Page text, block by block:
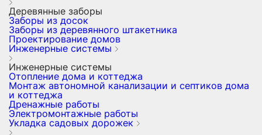
Деревянные заборы
Заборы из досок
Заборы из деревянного штакетника
Проектирование домов
Инженерные системы
Инженерные системы
Отопление дома и коттеджа
Монтаж автономной канализации и септиков дома
и коттеджа
Дренажные работы
Электромонтажные работы
Укладка садовых дорожек